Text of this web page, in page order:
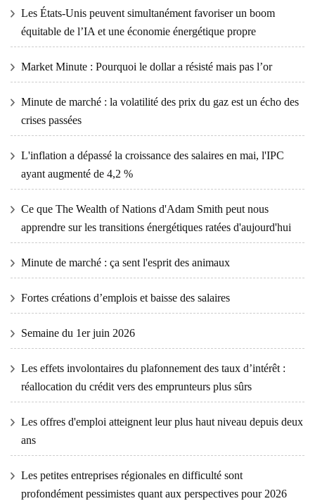
Les États-Unis peuvent simultanément favoriser un boom
équitable de l’IA et une économie énergétique propre
Market Minute : Pourquoi le dollar a résisté mais pas l’or
Minute de marché : la volatilité des prix du gaz est un écho des
crises passées
L'inflation a dépassé la croissance des salaires en mai, l'IPC
ayant augmenté de 4,2 %
Ce que The Wealth of Nations d'Adam Smith peut nous
apprendre sur les transitions énergétiques ratées d'aujourd'hui
Minute de marché : ça sent l'esprit des animaux
Fortes créations d’emplois et baisse des salaires
Semaine du 1er juin 2026
Les effets involontaires du plafonnement des taux d’intérêt :
réallocation du crédit vers des emprunteurs plus sûrs
Les offres d'emploi atteignent leur plus haut niveau depuis deux
ans
Les petites entreprises régionales en difficulté sont
profondément pessimistes quant aux perspectives pour 2026